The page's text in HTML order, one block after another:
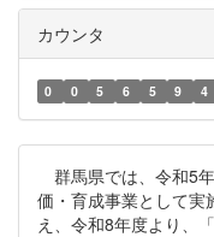
カウンタ
0 0 5 6 5 9 4
群馬県では、令和5
価・育成事業として実
え、令和8年度より、